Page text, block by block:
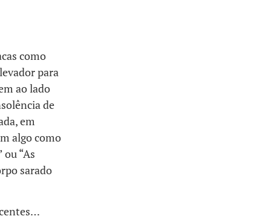
como
para
ao lado
de
em
algo como
“As
sarado